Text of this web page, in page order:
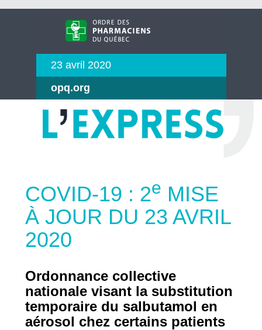
23 avril 2020
opq.org
COVID-19 : 2e MISE
À JOUR DU 23 AVRIL
2020
Ordonnance collective
nationale visant la substitution
temporaire du salbutamol en
aérosol chez certains patients